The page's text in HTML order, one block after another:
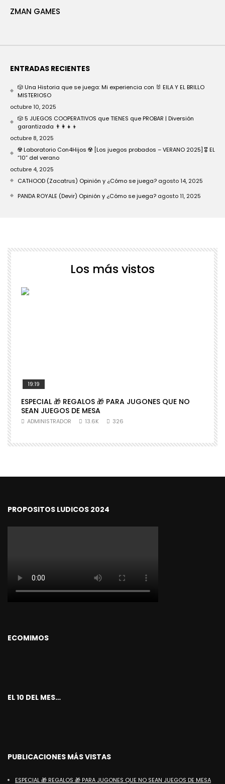
ZMAN GAMES
ENTRADAS RECIENTES
🎲 Una Historia que se juega: Mi experiencia con 🐰 EILA Y EL BRILLO
MISTERIOSO
octubre 10, 2025
🎲 5 JUEGOS COOPERATIVOS que TIENES que PROBAR | Diversión
garantizada 👨‍👩‍👧‍👦
octubre 8, 2025
☢️ Laboratorio Con4Hijos ☢️ [Los juegos probados – VERANO 2025] 🎖️ EL
“10” del verano
octubre 4, 2025
CATHOOD (Zacatrus) Opinión y ¿Cómo se juega? agosto 14, 2025
PANDA ROYALE (Devir) Opinión y ¿Cómo se juega? agosto 11, 2025
Los más vistos
19:19
ESPECIAL 🎁 REGALOS 🎁 PARA JUGONES QUE NO
SEAN JUEGOS DE MESA
ADMINISTRADOR 13.6K 326
PROPOSITOS LUDICOS 2024
ECOMIMOS
EL 10 DEL MES…
PUBLICACIONES MÁS VISTAS
ESPECIAL 🎁 REGALOS 🎁 PARA JUGONES QUE NO SEAN JUEGOS DE MESA